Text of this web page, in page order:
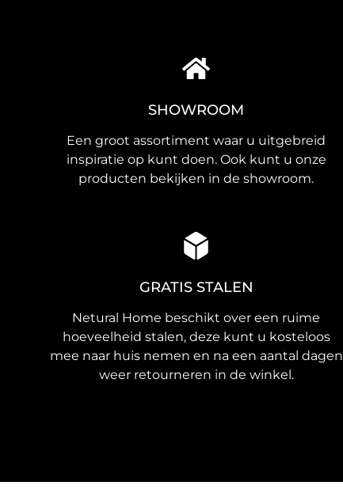
SHOWROOM
Een groot assortiment waar u uitgebreid
inspiratie op kunt doen. Ook kunt u onze
producten bekijken in de showroom.
GRATIS STALEN
Netural Home beschikt over een ruime
hoeveelheid stalen, deze kunt u kosteloos
mee naar huis nemen en na een aantal dagen
weer retourneren in de winkel.